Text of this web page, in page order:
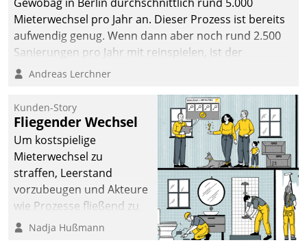
Mieterwechsel pro Jahr an. Dieser Prozess ist bereits
aufwendig genug. Wenn dann aber noch rund 2.500
Sanierungen pro Jahr mit reinspielen, ist der
Betreuungs- und Organisationsaufwand immens. Im
kommunale Wohnungsbauunternehmen daher
gemeinsam mit der Berliner Datatrain GmbH den
Teilprozess der Objektsanierung digitalisiert.
Andreas Lerchner
Kunden-Story
Fliegender Wechsel
Um kostspielige
Mieterwechsel zu
straffen, Leerstand
vorzubeugen und Akteure
wie Prozesse fließend zu
vernetzen, nutzt die
Nadja Hußmann